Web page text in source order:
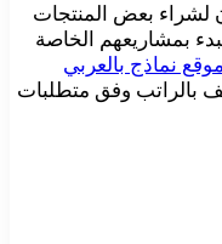
لشراء بعض المنتجات
بمشاريعهم الخاصة
موقع نماذج بالعربي
بالراتب وفق متطلبات